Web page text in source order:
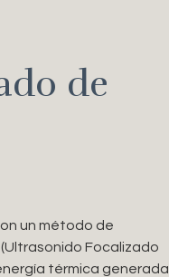
de
un método de
(Ultrasonido Focalizado
térmica generada